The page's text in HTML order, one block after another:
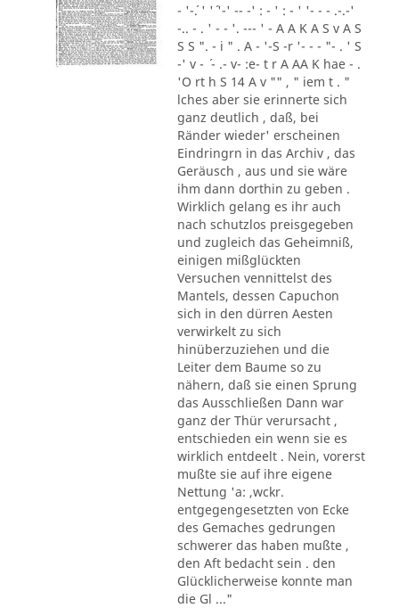
- '-´. ' '´ '-' -- -' : - ' : - ' '- - - .-.-'
-.. - . ' - - '. --- ' - A A K A S v A S
S S ". - i " . A - '-S -r '- - - "- . ' S
-' v - ´ - .- v- :e- t r A AA K hae - .
'O rt h S 14 A v "" , " iem t . "
lches aber sie erinnerte sich
ganz deutlich , daß, bei
Ränder wieder' erscheinen
Eindringrn in das Archiv , das
Geräusch , aus und sie wäre
ihm dann dorthin zu geben .
Wirklich gelang es ihr auch
nach schutzlos preisgegeben
und zugleich das Geheimniß,
einigen mißglückten
Versuchen vennittelst des
Mantels, dessen Capuchon
sich in den dürren Aesten
verwirkelt zu sich
hinüberzuziehen und die
Leiter dem Baume so zu
nähern, daß sie einen Sprung
das Ausschließen Dann war
ganz der Thür verursacht ,
entschieden ein wenn sie es
wirklich entdeelt . Nein, vorerst
mußte sie auf ihre eigene
Nettung 'a: ,wckr.
entgegengesetzten von Ecke
des Gemaches gedrungen
schwerer das haben mußte ,
den Aft bedacht sein . den
Glücklicherweise konnte man
die Gl ..."